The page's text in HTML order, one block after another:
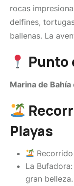
rocas
delfines,
ballenas. La
Punto
Marina de
Playas
La
gran belleza.